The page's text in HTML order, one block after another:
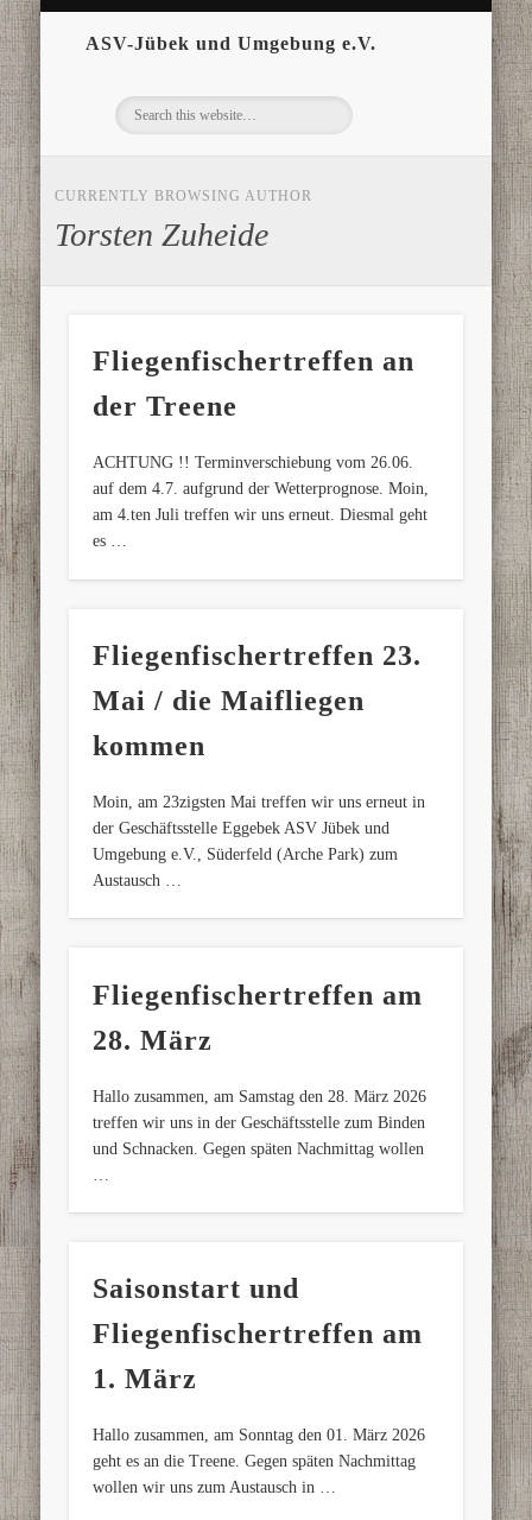
ASV-Jübek und Umgebung e.V.
CURRENTLY BROWSING AUTHOR
Torsten Zuheide
Fliegenfischertreffen an
der Treene
ACHTUNG !! Terminverschiebung vom 26.06.
auf dem 4.7. aufgrund der Wetterprognose. Moin,
am 4.ten Juli treffen wir uns erneut. Diesmal geht
es …
Fliegenfischertreffen 23.
Mai / die Maifliegen
kommen
Moin, am 23zigsten Mai treffen wir uns erneut in
der Geschäftsstelle Eggebek ASV Jübek und
Umgebung e.V., Süderfeld (Arche Park) zum
Austausch …
Fliegenfischertreffen am
28. März
Hallo zusammen, am Samstag den 28. März 2026
treffen wir uns in der Geschäftsstelle zum Binden
und Schnacken. Gegen späten Nachmittag wollen
Saisonstart und
Fliegenfischertreffen am
1. März
Hallo zusammen, am Sonntag den 01. März 2026
geht es an die Treene. Gegen späten Nachmittag
wollen wir uns zum Austausch in …